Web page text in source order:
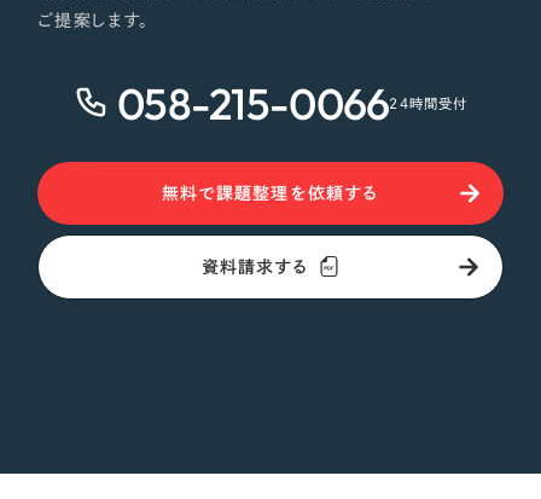
ご提案します。
058-215-006624時間受付
無料で課題整理を依頼する
資料請求する